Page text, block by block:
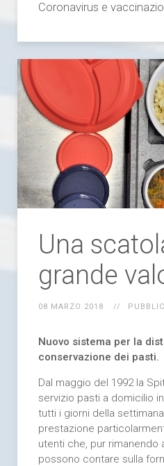
Una
grande
08 MARZO 2018
Nuovo sistema per la
conservazione dei pasti.
Dal maggio del 1992 la
servizio pasti a domicilio
tutti i giorni della
prestazione
utenti che, pur rimanendo
possono contare sulla
Coronavirus e